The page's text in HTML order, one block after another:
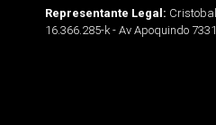
Representante Legal:
16.366.285-k - Av Apoquindo 7331